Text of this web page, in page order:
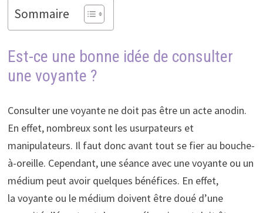
Sommaire
Est-ce une bonne idée de consulter
une voyante ?
Consulter une voyante ne doit pas être un acte anodin.
En effet, nombreux sont les usurpateurs et
manipulateurs. Il faut donc avant tout se fier au bouche-
à-oreille. Cependant, une séance avec une voyante ou un
médium peut avoir quelques bénéfices. En effet,
la voyante ou le médium doivent être doué d’une